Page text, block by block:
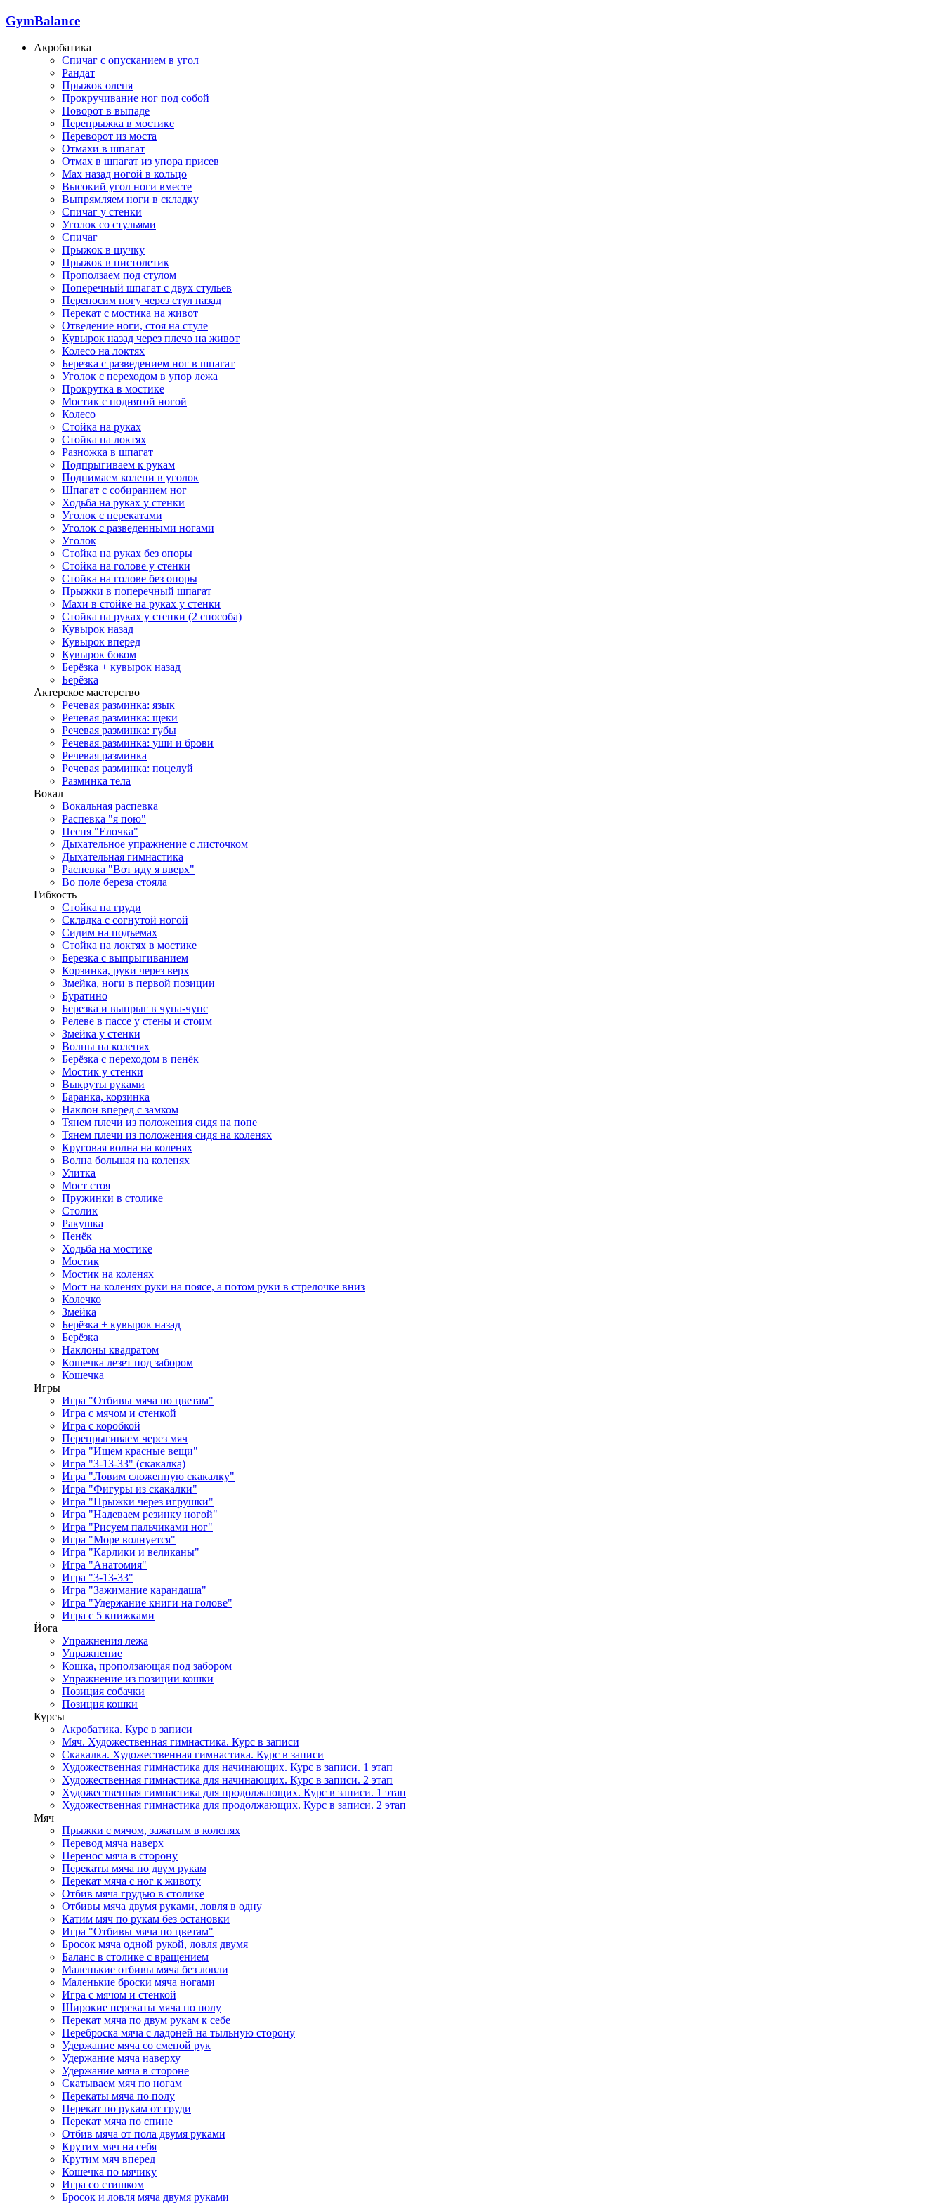
GymBalance
Акробатика
Спичаг с опусканием в угол
Рандат
Прыжок оленя
Прокручивание ног под собой
Поворот в выпаде
Перепрыжка в мостике
Переворот из моста
Отмахи в шпагат
Отмах в шпагат из упора присев
Мах назад ногой в кольцо
Высокий угол ноги вместе
Выпрямляем ноги в складку
Спичаг у стенки
Уголок со стульями
Спичаг
Прыжок в щучку
Прыжок в пистолетик
Проползаем под стулом
Поперечный шпагат с двух стульев
Переносим ногу через стул назад
Перекат с мостика на живот
Отведение ноги, стоя на стуле
Кувырок назад через плечо на живот
Колесо на локтях
Березка с разведением ног в шпагат
Уголок с переходом в упор лежа
Прокрутка в мостике
Мостик с поднятой ногой
Колесо
Стойка на руках
Стойка на локтях
Разножка в шпагат
Подпрыгиваем к рукам
Поднимаем колени в уголок
Шпагат с собиранием ног
Ходьба на руках у стенки
Уголок с перекатами
Уголок с разведенными ногами
Уголок
Стойка на руках без опоры
Стойка на голове у стенки
Стойка на голове без опоры
Прыжки в поперечный шпагат
Махи в стойке на руках у стенки
Стойка на руках у стенки (2 способа)
Кувырок назад
Кувырок вперед
Кувырок боком
Берёзка + кувырок назад
Берёзка
Актерское мастерство
Речевая разминка: язык
Речевая разминка: щеки
Речевая разминка: губы
Речевая разминка: уши и брови
Речевая разминка
Речевая разминка: поцелуй
Разминка тела
Вокал
Вокальная распевка
Распевка "я пою"
Песня "Елочка"
Дыхательное упражнение с листочком
Дыхательная гимнастика
Распевка "Вот иду я вверх"
Во поле береза стояла
Гибкость
Стойка на груди
Складка с согнутой ногой
Сидим на подъемах
Стойка на локтях в мостике
Березка с выпрыгиванием
Корзинка, руки через верх
Змейка, ноги в первой позиции
Буратино
Березка и выпрыг в чупа-чупс
Релеве в пассе у стены и стоим
Змейка у стенки
Волны на коленях
Берёзка с переходом в пенёк
Мостик у стенки
Выкруты руками
Баранка, корзинка
Наклон вперед с замком
Тянем плечи из положения сидя на попе
Тянем плечи из положения сидя на коленях
Круговая волна на коленях
Волна большая на коленях
Улитка
Мост стоя
Пружинки в столике
Столик
Ракушка
Пенёк
Ходьба на мостике
Мостик
Мостик на коленях
Мост на коленях руки на поясе, а потом руки в стрелочке вниз
Колечко
Змейка
Берёзка + кувырок назад
Берёзка
Наклоны квадратом
Кошечка лезет под забором
Кошечка
Игры
Игра "Отбивы мяча по цветам"
Игра с мячом и стенкой
Игра с коробкой
Перепрыгиваем через мяч
Игра "Ищем красные вещи"
Игра "3-13-33" (скакалка)
Игра "Ловим сложенную скакалку"
Игра "Фигуры из скакалки"
Игра "Прыжки через игрушки"
Игра "Надеваем резинку ногой"
Игра "Рисуем пальчиками ног"
Игра "Море волнуется"
Игра "Карлики и великаны"
Игра "Анатомия"
Игра "3-13-33"
Игра "Зажимание карандаша"
Игра "Удержание книги на голове"
Игра с 5 книжками
Йога
Упражнения лежа
Упражнение
Кошка, проползающая под забором
Упражнение из позиции кошки
Позиция собачки
Позиция кошки
Курсы
Акробатика. Курс в записи
Мяч. Художественная гимнастика. Курс в записи
Скакалка. Художественная гимнастика. Курс в записи
Художественная гимнастика для начинающих. Курс в записи. 1 этап
Художественная гимнастика для начинающих. Курс в записи. 2 этап
Художественная гимнастика для продолжающих. Курс в записи. 1 этап
Художественная гимнастика для продолжающих. Курс в записи. 2 этап
Мяч
Прыжки с мячом, зажатым в коленях
Перевод мяча наверх
Перенос мяча в сторону
Перекаты мяча по двум рукам
Перекат мяча с ног к животу
Отбив мяча грудью в столике
Отбивы мяча двумя руками, ловля в одну
Катим мяч по рукам без остановки
Игра "Отбивы мяча по цветам"
Бросок мяча одной рукой, ловля двумя
Баланс в столике с вращением
Маленькие отбивы мяча без ловли
Маленькие броски мяча ногами
Игра с мячом и стенкой
Широкие перекаты мяча по полу
Перекат мяча по двум рукам к себе
Переброска мяча с ладоней на тыльную сторону
Удержание мяча со сменой рук
Удержание мяча наверху
Удержание мяча в стороне
Скатываем мяч по ногам
Перекаты мяча по полу
Перекат по рукам от груди
Перекат мяча по спине
Отбив мяча от пола двумя руками
Крутим мяч на себя
Крутим мяч вперед
Кошечка по мячику
Игра со стишком
Бросок и ловля мяча двумя руками